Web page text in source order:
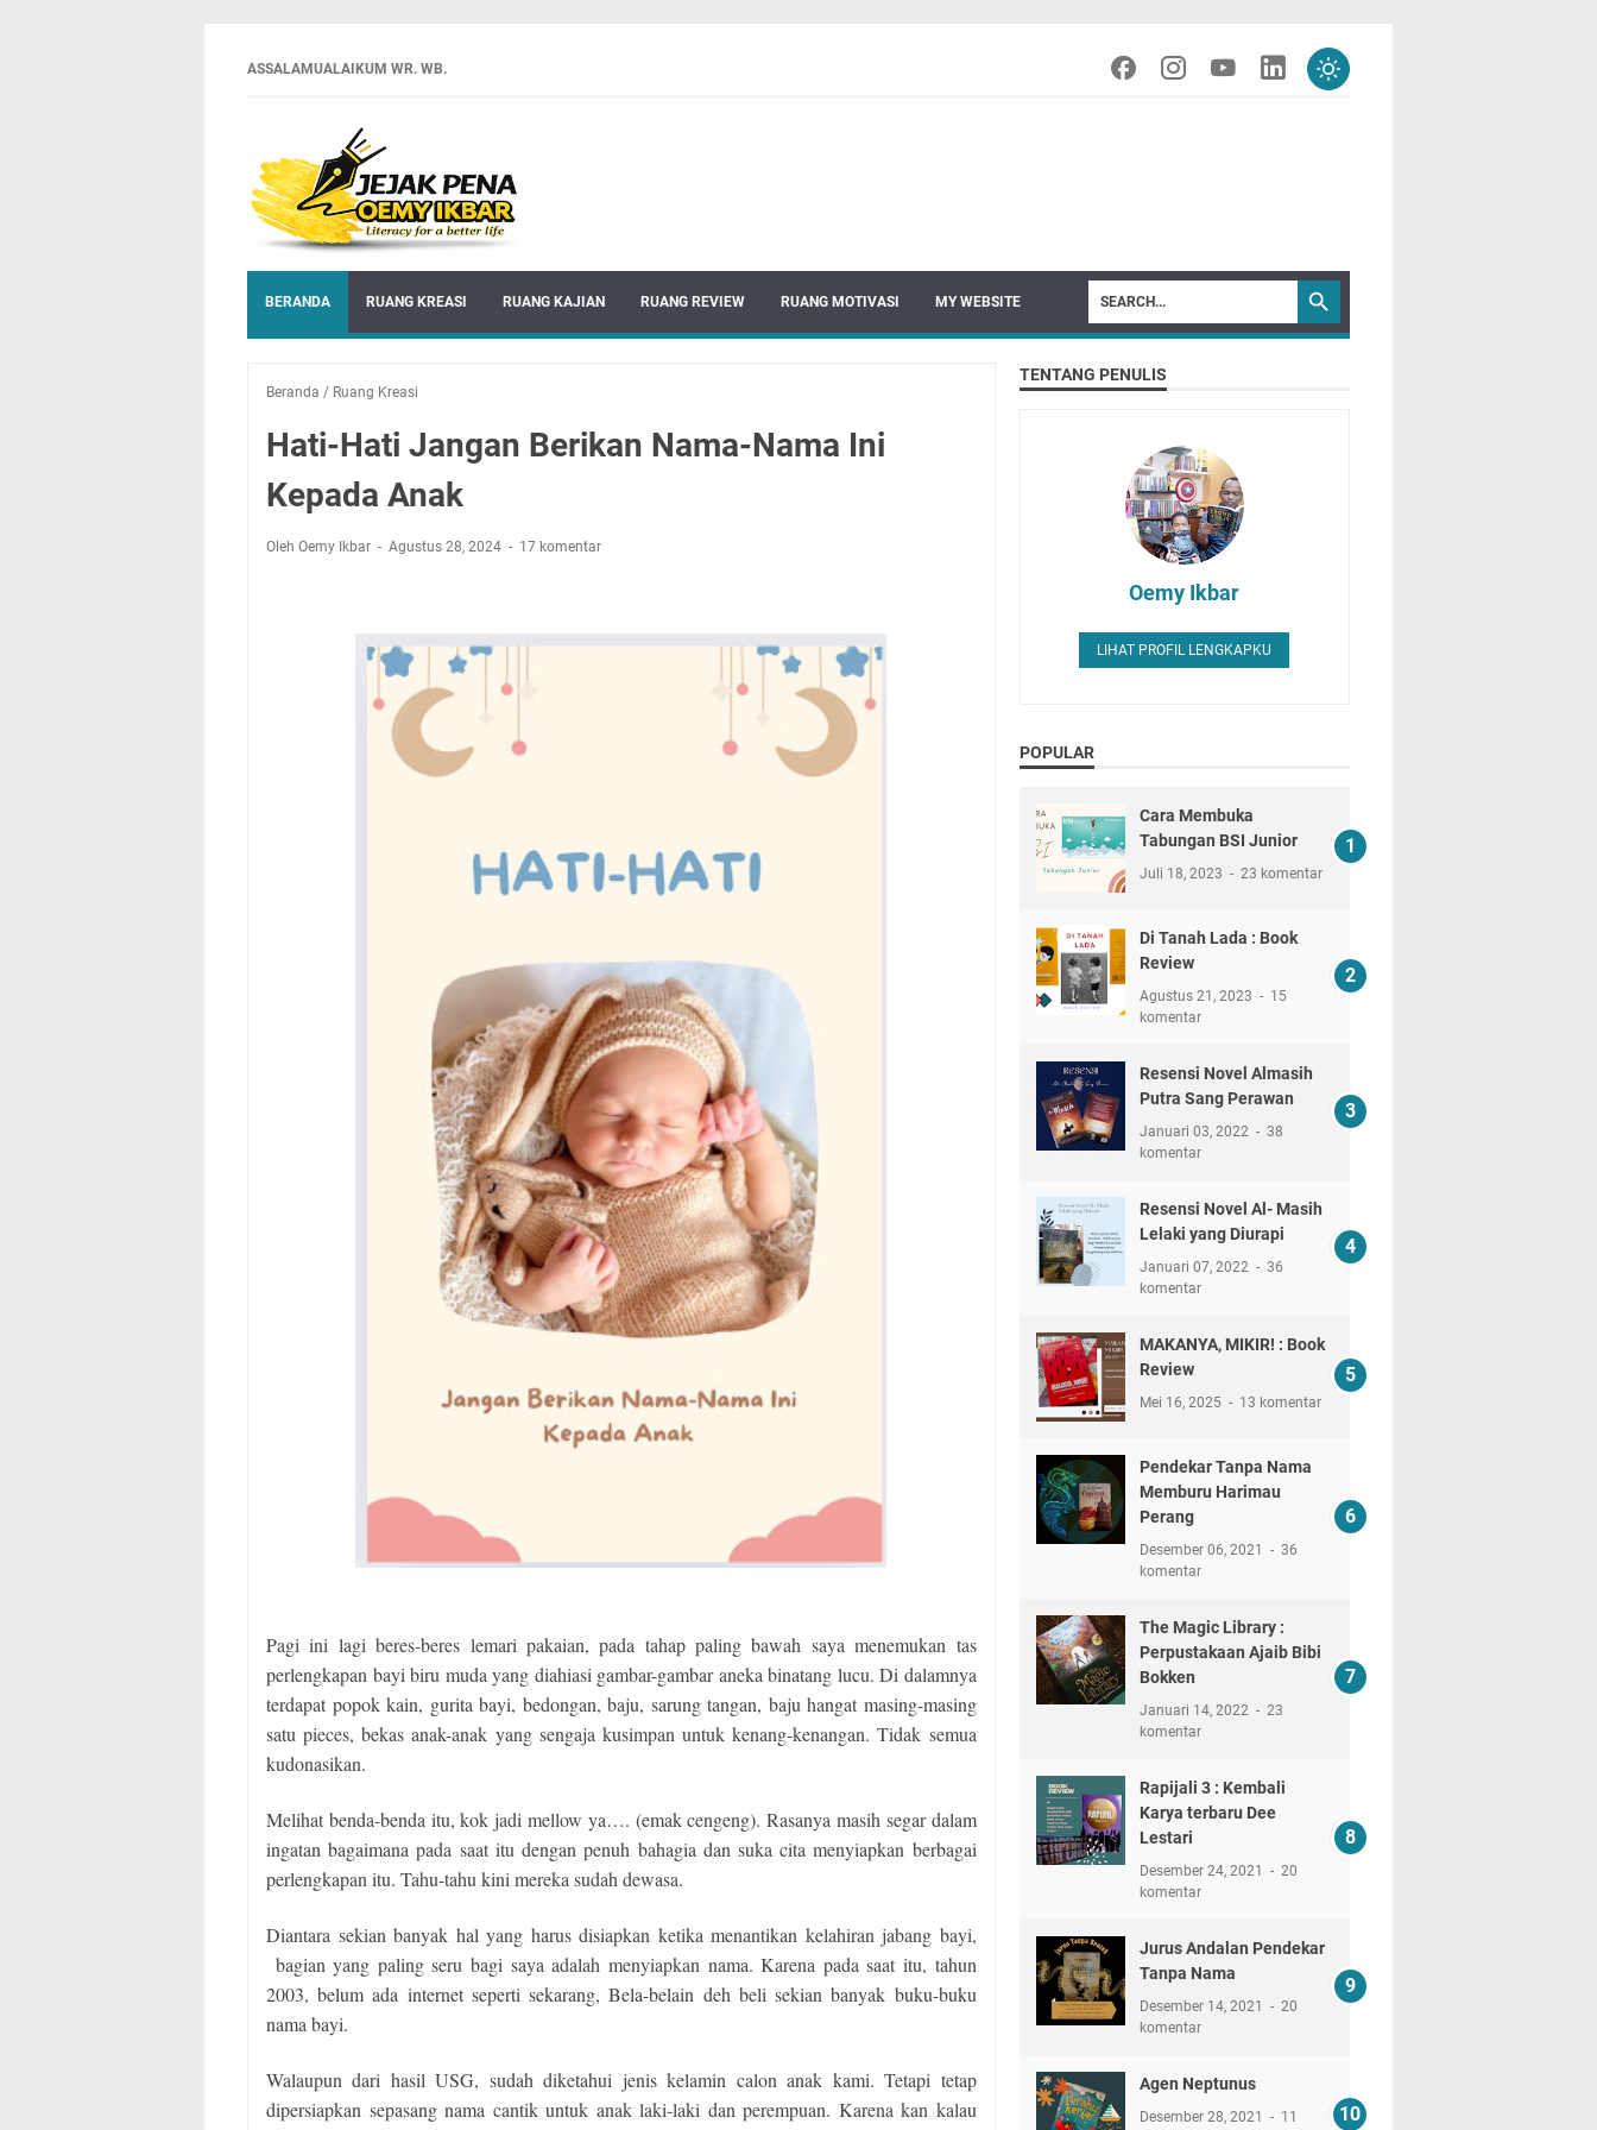
ASSALAMUALAIKUM WR. WB.
BERANDA RUANG KREASI RUANG KAJIAN RUANG REVIEW RUANG MOTIVASI MY WEBSITE
Beranda / Ruang Kreasi
Hati-Hati Jangan Berikan Nama-Nama Ini
Kepada Anak
Oleh Oemy Ikbar Agustus 28, 2024 17 komentar
Pagi ini lagi beres-beres lemari pakaian, pada tahap paling bawah saya menemukan tas
perlengkapan bayi biru muda yang diahiasi gambar-gambar aneka binatang lucu. Di dalamnya
terdapat popok kain, gurita bayi, bedongan, baju, sarung tangan, baju hangat masing-masing
satu pieces, bekas anak-anak yang sengaja kusimpan untuk kenang-kenangan. Tidak semua
kudonasikan.
Melihat benda-benda itu, kok jadi mellow ya…. (emak cengeng). Rasanya masih segar dalam
ingatan bagaimana pada saat itu dengan penuh bahagia dan suka cita menyiapkan berbagai
perlengkapan itu. Tahu-tahu kini mereka sudah dewasa.
Diantara sekian banyak hal yang harus disiapkan ketika menantikan kelahiran jabang bayi,
bagian yang paling seru bagi saya adalah menyiapkan nama. Karena pada saat itu, tahun
2003, belum ada internet seperti sekarang, Bela-belain deh beli sekian banyak buku-buku
nama bayi.
Walaupun dari hasil USG, sudah diketahui jenis kelamin calon anak kami. Tetapi tetap
dipersiapkan sepasang nama cantik untuk anak laki-laki dan perempuan. Karena kan kalau
TENTANG PENULIS
Oemy Ikbar
LIHAT PROFIL LENGKAPKU
POPULAR
Cara Membuka
Tabungan BSI Junior
Juli 18, 2023 23 komentar
Di Tanah Lada : Book
Review
Agustus 21, 2023
15
komentar
Resensi Novel Almasih
Putra Sang Perawan
Januari 03, 2022
38
komentar
Resensi Novel Al- Masih
Lelaki yang Diurapi
Januari 07, 2022
36
komentar
MAKANYA, MIKIR! : Book
Review
Mei 16, 2025 13 komentar
Pendekar Tanpa Nama
Memburu Harimau
Perang
Desember 06, 2021
36
komentar
The Magic Library :
Perpustakaan Ajaib Bibi
Bokken
Januari 14, 2022
23
komentar
Rapijali 3 : Kembali
Karya terbaru Dee
Lestari
Desember 24, 2021
20
komentar
Jurus Andalan Pendekar
Tanpa Nama
Desember 14, 2021
20
komentar
Agen Neptunus
Desember 28, 2021
11